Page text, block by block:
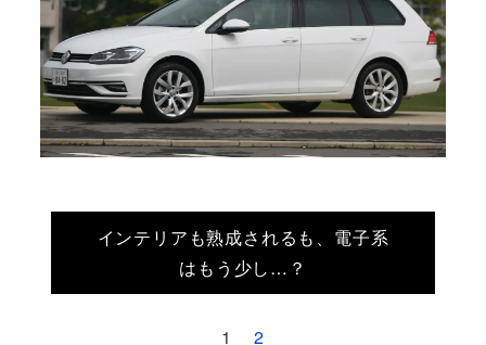
インテリアも熟成されるも、電子系
はもう少し…？
1 2